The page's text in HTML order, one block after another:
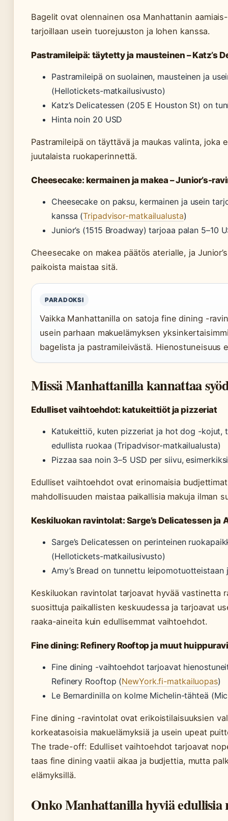
Bagelit ovat olennainen osa Manhattanin
tarjoillaan usein tuorejuuston ja lohen kanssa.
Pastramileipä: täytetty ja mausteinen – Katz’s
Pastramileipä on suolainen, mausteinen ja
(Hellotickets-matkailusivusto)
Katz’s Delicatessen (205 E Houston St) on
Hinta noin 20 USD
Pastramileipä on täyttävä ja maukas valinta, joka
juutalaista ruokaperinnettä.
Cheesecake: kermainen ja makea – Junior’s-
Cheesecake on paksu, kermainen ja usein
kanssa (Tripadvisor-matkailualusta)
Junior’s (1515 Broadway) tarjoaa palan 5–10
Cheesecake on makea päätös aterialle, ja
paikoista maistaa sitä.
PARADOKSI
Vaikka Manhattanilla on satoja fine dining -
usein parhaan makuelämyksen
bagelista ja pastramileivästä. Hienostuneisuus
Missä Manhattanilla kannattaa
Edulliset vaihtoehdot: katukeittiöt ja pizzeriat
Katukeittiö, kuten pizzeriat ja hot dog -kojut,
edullista ruokaa (Tripadvisor-matkailualusta)
Pizzaa saa noin 3–5 USD per siivu,
Edulliset vaihtoehdot ovat erinomaisia
mahdollisuuden maistaa paikallisia makuja ilman
Keskiluokan ravintolat: Sarge’s Delicatessen ja
Sarge’s Delicatessen on perinteinen
(Hellotickets-matkailusivusto)
Amy’s Bread on tunnettu
Keskiluokan ravintolat tarjoavat hyvää vastinetta
suosittuja paikallisten keskuudessa ja tarjoavat
raaka-aineita kuin edullisemmat vaihtoehdot.
Fine dining: Refinery Rooftop ja muut
Fine dining -vaihtoehdot tarjoavat
Refinery Rooftop (NewYork.fi-matkailuopas)
Le Bernardinilla on kolme Michelin-tähteä
Fine dining -ravintolat ovat erikoistilaisuuksien
korkeatasoisia makuelämyksiä ja usein upeat
The trade-off: Edulliset vaihtoehdot tarjoavat
taas fine dining vaatii aikaa ja budjettia, mutta
elämyksillä.
Onko Manhattanilla hyviä edullisia